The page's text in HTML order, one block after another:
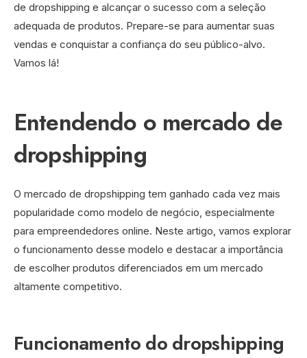
de dropshipping e alcançar o sucesso com a seleção
adequada de produtos. Prepare-se para aumentar suas
vendas e conquistar a confiança do seu público-alvo.
Vamos lá!
Entendendo o mercado de
dropshipping
O mercado de dropshipping tem ganhado cada vez mais
popularidade como modelo de negócio, especialmente
para empreendedores online. Neste artigo, vamos explorar
o funcionamento desse modelo e destacar a importância
de escolher produtos diferenciados em um mercado
altamente competitivo.
Funcionamento do dropshipping